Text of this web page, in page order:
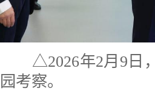
△2026年2月9日，
园考察。